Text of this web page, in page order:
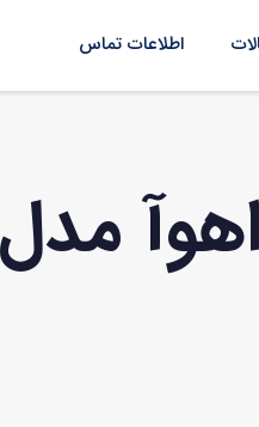
اطلاعات تماس